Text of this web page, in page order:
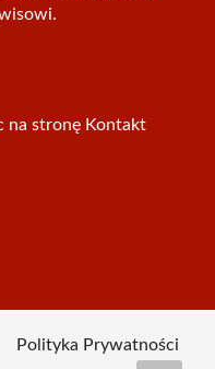
na stronę Kontakt
Polityka Prywatności